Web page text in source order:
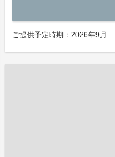
ご提供予定時期：2026年9月